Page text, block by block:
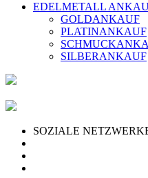
EDELMETALL
GOLDANKAUF
PLATINANKAUF
SILBERANKAUF
SOZIALE